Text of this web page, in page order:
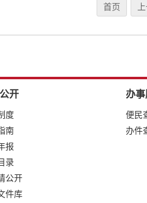
首页
开
度
南
报
录
公开
件库
办
便民
办件